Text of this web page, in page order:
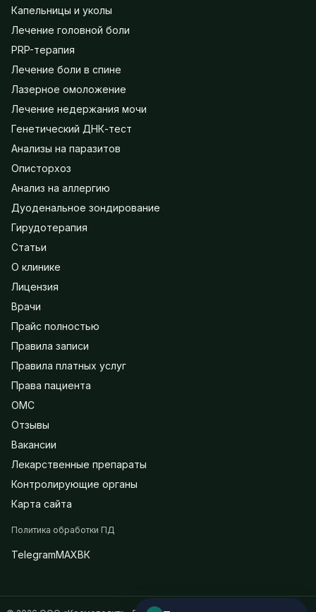
Капельницы и уколы
Лечение головной боли
PRP-терапия
Лечение боли в спине
Лазерное омоложение
Лечение недержания мочи
Генетический ДНК-тест
Анализы на паразитов
Описторхоз
Анализ на аллергию
Дуоденальное зондирование
Гирудотерапия
Статьи
О клинике
Лицензия
Врачи
Прайс полностью
Правила записи
Правила платных услуг
Права пациента
ОМС
Отзывы
Вакансии
Лекарственные препараты
Контролирующие органы
Карта сайта
Политика обработки ПД
TelegramMAXВК